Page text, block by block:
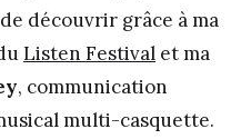
découvrir grâce à ma
Listen Festival et ma
, communication
multi-casquette.